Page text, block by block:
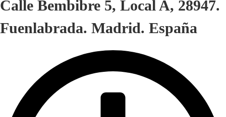
Calle Bembibre 5, Local A, 28947.
Fuenlabrada. Madrid. España